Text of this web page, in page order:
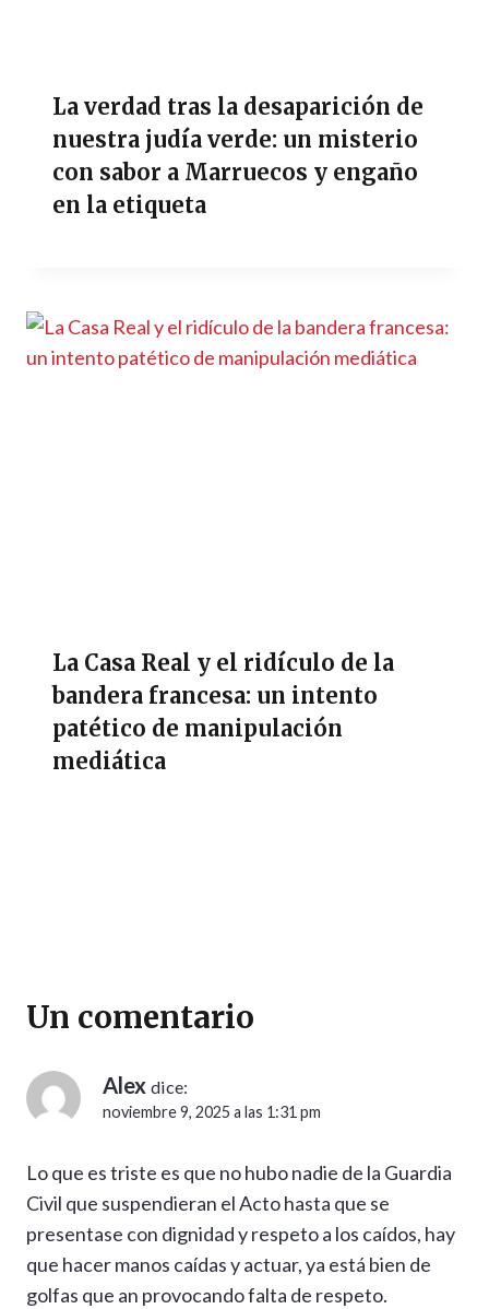
La verdad tras la desaparición de
nuestra judía verde: un misterio
con sabor a Marruecos y engaño
en la etiqueta
La Casa Real y el ridículo de la
bandera francesa: un intento
patético de manipulación
mediática
Un comentario
Alex dice:
noviembre 9, 2025 a las 1:31 pm
Lo que es triste es que no hubo nadie de la Guardia
Civil que suspendieran el Acto hasta que se
presentase con dignidad y respeto a los caídos, hay
que hacer manos caídas y actuar, ya está bien de
golfas que an provocando falta de respeto.